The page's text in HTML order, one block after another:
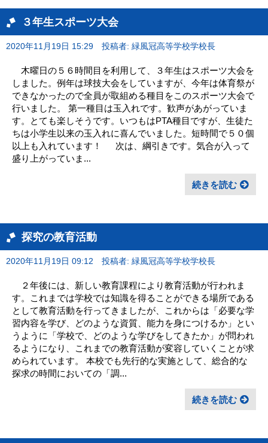
３年生スポーツ大会
2020年11月19日 15:29 投稿者: 緑風冠高等学校学校長
木曜日の５６時間目を利用して、３年生はスポーツ大会を
しました。例年は球技大会をしていますが、今年は体育祭が
できなかったので全員が取組める種目をこのスポーツ大会で
行いました。 第一種目は玉入れです。歓声があがっていま
す。とても楽しそうです。いつもはPTA種目ですが、生徒た
ちは小学生以来の玉入れに喜んでいました。短時間で５０個
以上も入れています！ 次は、綱引きです。気合が入って
盛り上がっていま...
続きを読む
探究の教育活動
2020年11月19日 09:12 投稿者: 緑風冠高等学校学校長
２年後には、新しい教育課程により教育活動が行われま
す。これまでは学校では知識を得ることができる場所である
として教育活動を行ってきましたが、これからは「必要な学
習内容を学び、どのような資質、能力を身につけるか」とい
うように「学校で、どのような学びをしてきたか」が問われ
るようになり、これまでの教育活動が変容していくことが求
められています。 本校でも先行的な実施として、総合的な
探求の時間においての「調...
続きを読む